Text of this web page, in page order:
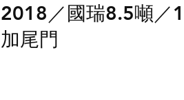
2018／國瑞8.5噸／
加尾門